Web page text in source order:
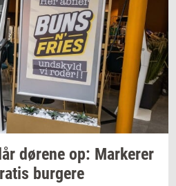
dø­re­ne op: Mar­ke­rer
bur­ge­re